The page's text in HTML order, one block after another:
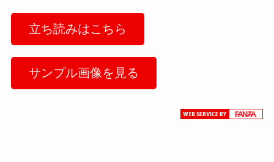
立ち読みはこちら
サンプル画像を見る